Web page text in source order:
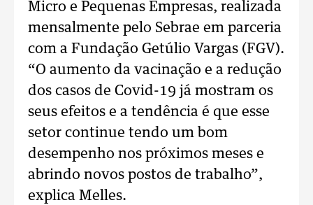
Micro e Pequenas Empresas, realizada
mensalmente pelo Sebrae em parceria
com a Fundação Getúlio Vargas (FGV).
“O aumento da vacinação e a redução
dos casos de Covid-19 já mostram os
seus efeitos e a tendência é que esse
setor continue tendo um bom
desempenho nos próximos meses e
abrindo novos postos de trabalho”,
explica Melles.